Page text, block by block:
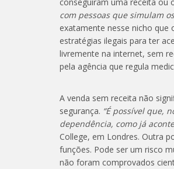
com pessoas que simulam
exatamente nesse nicho que
estratégias ilegais para ter
livremente na internet, sem
pela agência que regula
A venda sem receita não
segurança. “É possível que,
dependência, como já
College, em Londres. Outra
funções. Pode ser um risco
não foram comprovados